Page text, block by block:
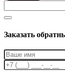
Заказать